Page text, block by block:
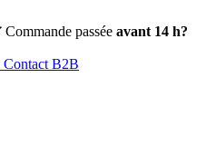
Commande passée avant 14 h?
Contact B2B